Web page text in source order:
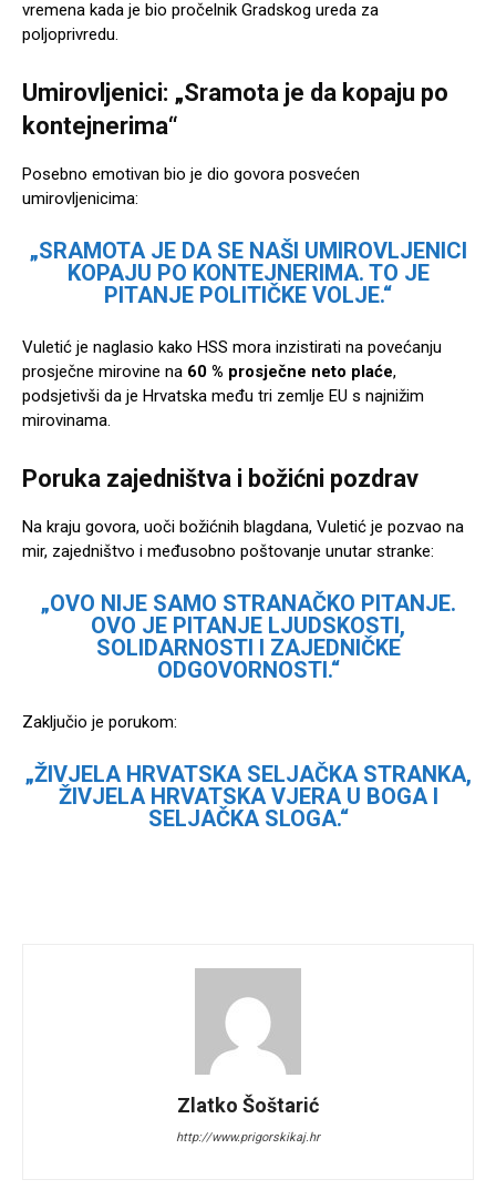
vremena kada je bio pročelnik Gradskog ureda za
poljoprivredu.
Umirovljenici: „Sramota je da kopaju po
kontejnerima“
Posebno emotivan bio je dio govora posvećen
umirovljenicima:
„SRAMOTA JE DA SE NAŠI UMIROVLJENICI
KOPAJU PO KONTEJNERIMA. TO JE
PITANJE POLITIČKE VOLJE.“
Vuletić je naglasio kako HSS mora inzistirati na povećanju
prosječne mirovine na 60 % prosječne neto plaće,
podsjetivši da je Hrvatska među tri zemlje EU s najnižim
mirovinama.
Poruka zajedništva i božićni pozdrav
Na kraju govora, uoči božićnih blagdana, Vuletić je pozvao na
mir, zajedništvo i međusobno poštovanje unutar stranke:
„OVO NIJE SAMO STRANAČKO PITANJE.
OVO JE PITANJE LJUDSKOSTI,
SOLIDARNOSTI I ZAJEDNIČKE
ODGOVORNOSTI.“
Zaključio je porukom:
„ŽIVJELA HRVATSKA SELJAČKA STRANKA,
ŽIVJELA HRVATSKA VJERA U BOGA I
SELJAČKA SLOGA.“
Zlatko Šoštarić
http://www.prigorskikaj.hr